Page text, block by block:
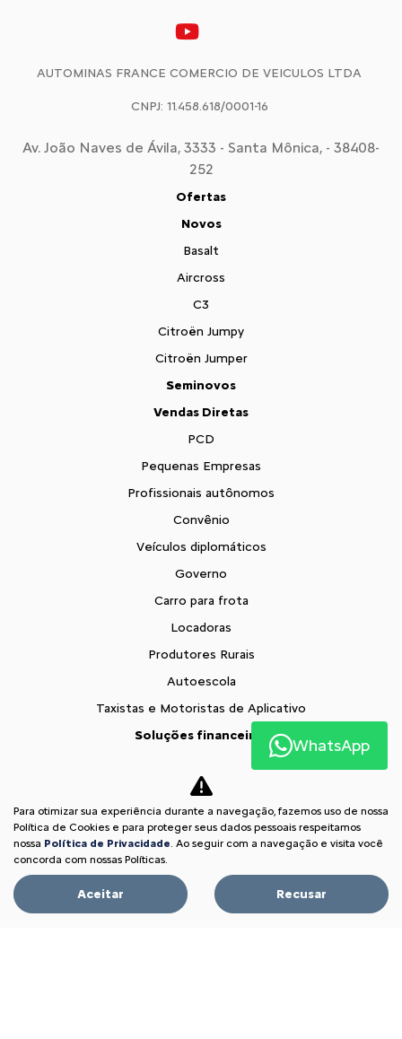
AUTOMINAS FRANCE COMERCIO DE VEICULOS LTDA
CNPJ: 11.458.618/0001-16
Av. João Naves de Ávila, 3333 - Santa Mônica, - 38408-
252
Ofertas
Novos
Basalt
Aircross
C3
Citroën Jumpy
Citroën Jumper
Seminovos
Vendas Diretas
PCD
Pequenas Empresas
Profissionais autônomos
Convênio
Veículos diplomáticos
Governo
Carro para frota
Locadoras
Produtores Rurais
Autoescola
Taxistas e Motoristas de Aplicativo
Soluções financeiras
Seguros
Simulador de Financiamento
Pós vendas
Revisões
WhatsApp
Para otimizar sua experiência durante a navegação, fazemos uso de nossa
Política de Cookies e para proteger seus dados pessoais respeitamos
nossa Política de Privacidade. Ao seguir com a navegação e visita você
concorda com nossas Políticas.
Aceitar Recusar